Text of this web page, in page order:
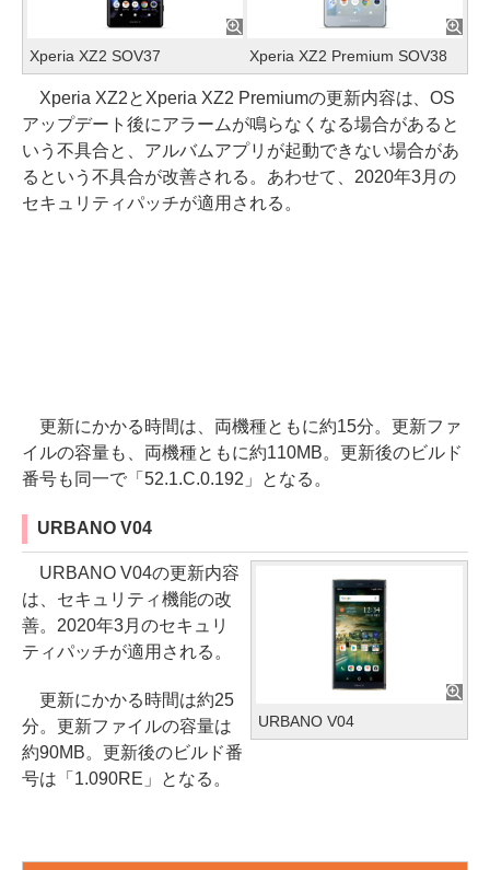
Xperia XZ2 SOV37 Xperia XZ2 Premium SOV38
Xperia XZ2とXperia XZ2 Premiumの更新内容は、OS
アップデート後にアラームが鳴らなくなる場合があると
いう不具合と、アルバムアプリが起動できない場合があ
るという不具合が改善される。あわせて、2020年3月の
セキュリティパッチが適用される。
更新にかかる時間は、両機種ともに約15分。更新ファ
イルの容量も、両機種ともに約110MB。更新後のビルド
番号も同一で「52.1.C.0.192」となる。
URBANO V04
URBANO V04
URBANO V04の更新内容
は、セキュリティ機能の改
善。2020年3月のセキュリ
ティパッチが適用される。
更新にかかる時間は約25
分。更新ファイルの容量は
約90MB。更新後のビルド番
号は「1.090RE」となる。